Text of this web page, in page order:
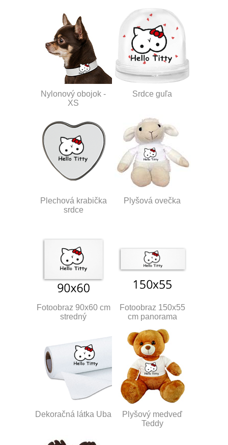
Nylonový obojok -
XS
Srdce guľa
Plechová krabička
srdce
Plyšová ovečka
Fotoobraz 90x60 cm
stredný
Fotoobraz 150x55
cm panorama
Dekoračná látka Uba
Plyšový medveď
Teddy